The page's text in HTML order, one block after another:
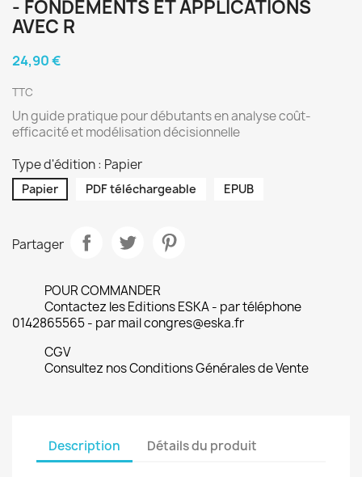
- FONDEMENTS ET APPLICATIONS
AVEC R
24,90 €
TTC
Un guide pratique pour débutants en analyse coût-
efficacité et modélisation décisionnelle
Type d'édition : Papier
Papier PDF téléchargeable EPUB
Partager
POUR COMMANDER
Contactez les Editions ESKA - par téléphone
0142865565 - par mail congres@eska.fr
CGV
Consultez nos Conditions Générales de Vente
Description Détails du produit